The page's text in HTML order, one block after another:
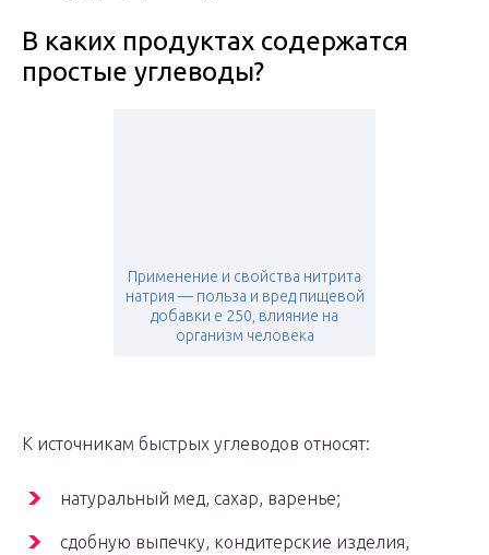
В каких продуктах содержатся
простые углеводы?
Применение и свойства нитрита
натрия — польза и вред пищевой
добавки е 250, влияние на
организм человека
К источникам быстрых углеводов относят:
натуральный мед, сахар, варенье;
сдобную выпечку, кондитерские изделия,